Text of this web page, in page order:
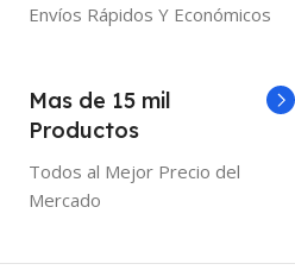
Envíos Rápidos Y Económicos
Mas de 15 mil
Productos
Todos al Mejor Precio del
Mercado